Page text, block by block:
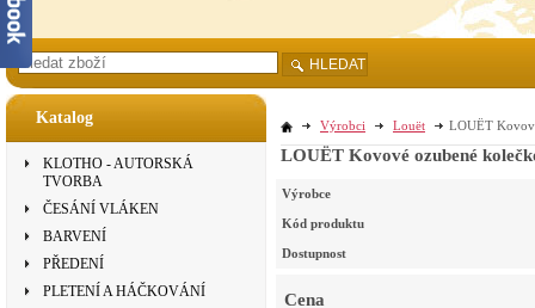
Katalog
KLOTHO - AUTORSKÁ
TVORBA
ČESÁNÍ VLÁKEN
BARVENÍ
PŘEDENÍ
PLETENÍ A HÁČKOVÁNÍ
Výrobci Louët LOUËT
LOUËT Kovové ozubené
Výrobce
Kód produktu
Dostupnost
Cena
HLEDAT